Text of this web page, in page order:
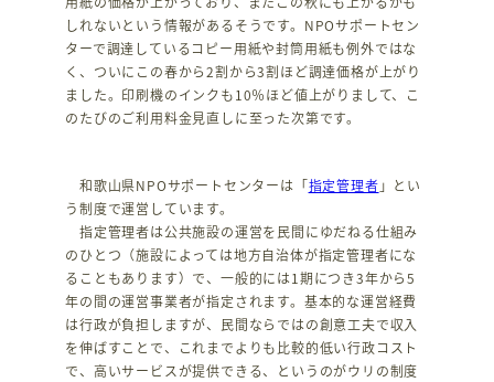
しれないという情報があるそうです。NPOサポートセン
ターで調達しているコピー用紙や封筒用紙も例外ではな
く、ついにこの春から2割から3割ほど調達価格が上がり
ました。印刷機のインクも10％ほど値上がりまして、こ
のたびのご利用料金見直しに至った次第です。
和歌山県NPOサポートセンターは「指定管理者 」とい
う制度で運営しています。
指定管理者は公共施設の運営を民間にゆだねる仕組み
のひとつ（施設によっては地方自治体が指定管理者にな
ることもあります）で、一般的には1期につき3年から5
年の間の運営事業者が指定されます。基本的な運営経費
は行政が負担しますが、民間ならではの創意工夫で収入
を伸ばすことで、これまでよりも比較的低い行政コスト
で、高いサービスが提供できる、というのがウリの制度